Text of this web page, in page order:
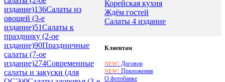
издание)136Салаты из
овощей (3-е
издание)51Салаты к
празднику (2-ое
издание)90Праздничные
салаты (7-ое
издание)274Современные
салаты и закуски (для
Корейская кухня
Ждём гостей
Салаты 4 издание
Клиентам
NEW! Договор
NEW! Приложения
О фотобанке